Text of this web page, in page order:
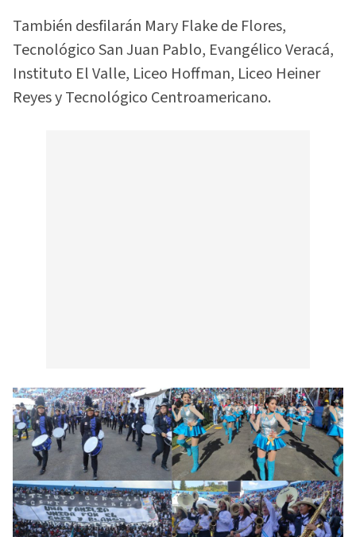
También desfilarán Mary Flake de Flores,
Tecnológico San Juan Pablo, Evangélico Veracá,
Instituto El Valle, Liceo Hoffman, Liceo Heiner
Reyes y Tecnológico Centroamericano.